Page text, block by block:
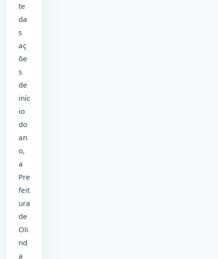
te
da
s
aç
õe
s
de
iníc
io
do
an
o,
a
Pre
feit
ura
de
Oli
nd
a